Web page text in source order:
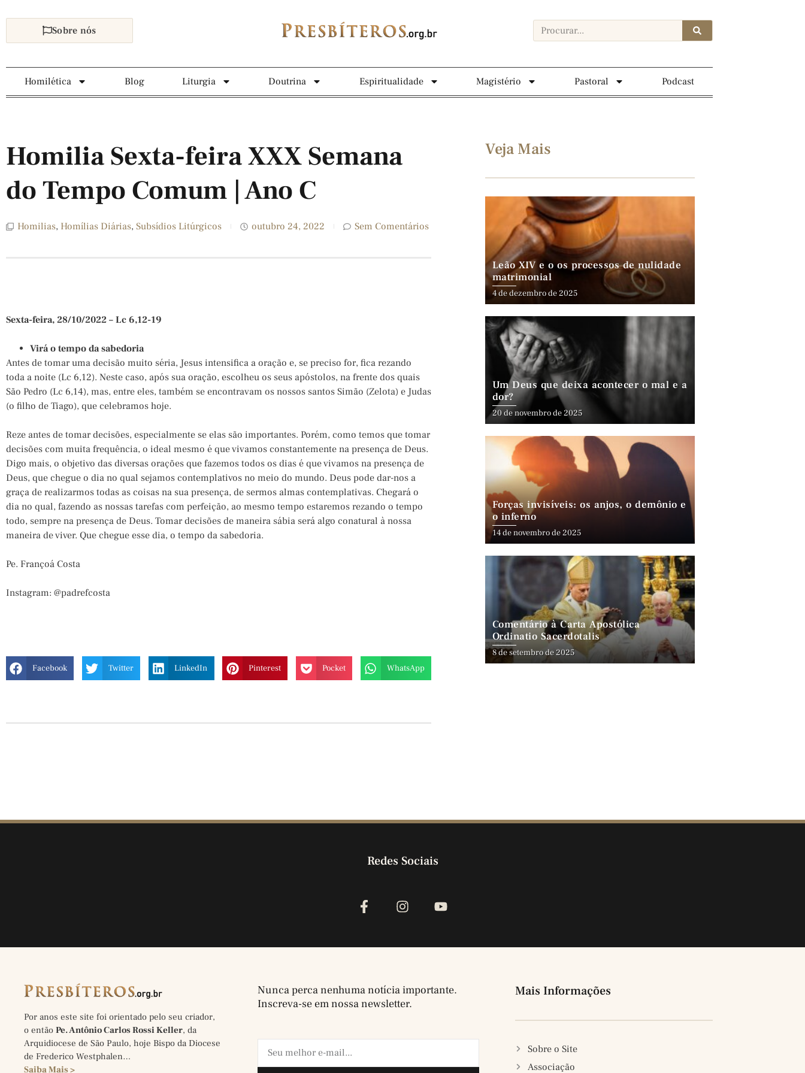
Sobre nós
Homilética Blog Liturgia Doutrina Espiritualidade Magistério Pastoral Podcast
Homilia Sexta-feira XXX Semana
do Tempo Comum | Ano C
Homilias, Homílias Diárias, Subsídios Litúrgicos outubro 24, 2022 Sem Comentários
Sexta-feira, 28/10/2022 – Lc 6,12-19
Virá o tempo da sabedoria
Antes de tomar uma decisão muito séria, Jesus intensifica a oração e, se preciso for, fica rezando
toda a noite (Lc 6,12). Neste caso, após sua oração, escolheu os seus apóstolos, na frente dos quais
São Pedro (Lc 6,14), mas, entre eles, também se encontravam os nossos santos Simão (Zelota) e Judas
(o filho de Tiago), que celebramos hoje.
Reze antes de tomar decisões, especialmente se elas são importantes. Porém, como temos que tomar
decisões com muita frequência, o ideal mesmo é que vivamos constantemente na presença de Deus.
Digo mais, o objetivo das diversas orações que fazemos todos os dias é que vivamos na presença de
Deus, que chegue o dia no qual sejamos contemplativos no meio do mundo. Deus pode dar-nos a
graça de realizarmos todas as coisas na sua presença, de sermos almas contemplativas. Chegará o
dia no qual, fazendo as nossas tarefas com perfeição, ao mesmo tempo estaremos rezando o tempo
todo, sempre na presença de Deus. Tomar decisões de maneira sábia será algo conatural à nossa
maneira de viver. Que chegue esse dia, o tempo da sabedoria.
Pe. Françoá Costa
Instagram: @padrefcosta
Facebook Twitter LinkedIn Pinterest Pocket WhatsApp
Veja Mais
Leão XIV e o os processos de nulidade
matrimonial
4 de dezembro de 2025
Um Deus que deixa acontecer o mal e a
dor?
20 de novembro de 2025
Forças invisíveis: os anjos, o demônio e
o inferno
14 de novembro de 2025
Comentário à Carta Apostólica
Ordinatio Sacerdotalis
8 de setembro de 2025
Redes Sociais
Por anos este site foi orientado pelo seu criador,
o então Pe. Antônio Carlos Rossi Keller, da
Arquidiocese de São Paulo, hoje Bispo da Diocese
de Frederico Westphalen…
Saiba Mais >
Nunca perca nenhuma notícia importante.
Inscreva-se em nossa newsletter.
Mais Informações
Sobre o Site
Associação